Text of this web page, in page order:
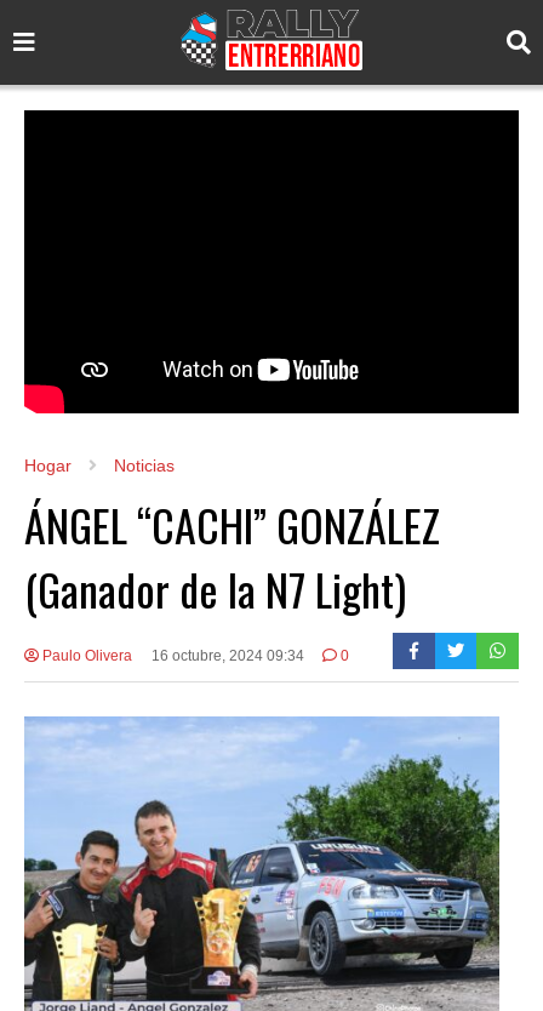
Hogar Noticias
ÁNGEL “CACHI” GONZÁLEZ
(Ganador de la N7 Light)
Paulo Olivera 16 octubre, 2024 09:34 0